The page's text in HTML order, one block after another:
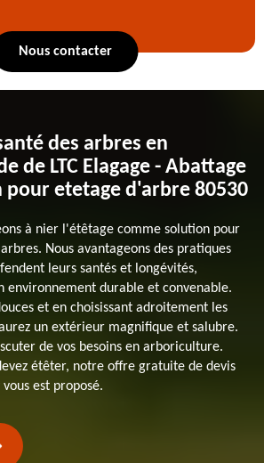
Nous contacter
des arbres en
de LTC Elagage - Abattage
pour etetage d'arbre 80530
à nier l'étêtage comme solution pour
Nous avantageons des pratiques
leurs santés et longévités,
environnement durable et convenable.
et en choisissant adroitement les
un extérieur magnifique et salubre.
de vos besoins en arboriculture.
étêter, notre offre gratuite de devis
est proposé.